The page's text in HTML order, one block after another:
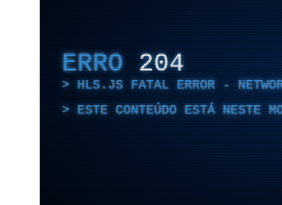
ERRO 204
HLS.JS FATAL ERROR -
ESTE CONTEÚDO ESTÁ NESTE